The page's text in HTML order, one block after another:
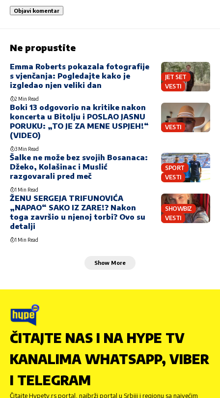
Ne propustite
JET SET
VESTI
Emma Roberts pokazala fotografije
s vjenčanja: Pogledajte kako je
izgledao njen veliki dan
2 Min Read
VESTI
Boki 13 odgovorio na kritike nakon
koncerta u Bitolju i POSLAO JASNU
PORUKU: „TO JE ZA MENE USPJEH!“
(VIDEO)
3 Min Read
SPORT
VESTI
Šalke ne može bez svojih Bosanaca:
Džeko, Kolašinac i Muslić
razgovarali pred meč
1 Min Read
SHOWBIZ
VESTI
ŽENU SERGEJA TRIFUNOVIĆA
„NAPAO“ SAKO IZ ZARE!? Nakon
toga završio u njenoj torbi? Ovo su
detalji
1 Min Read
Show More
ČITAJTE NAS I NA HYPE TV
KANALIMA WHATSAPP, VIBER
I TELEGRAM
Čitajte Hypetv.rs portal, najbrži portal u Srbiji i regionu sa najvećim